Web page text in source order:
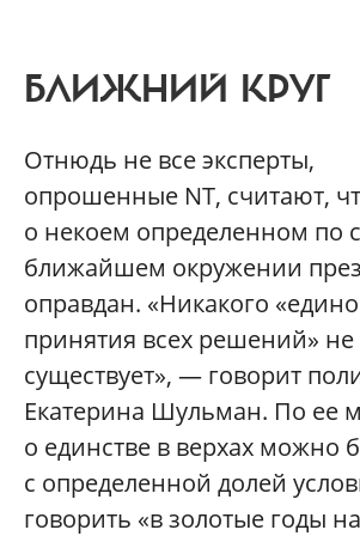
БЛИЖНИЙ КРУГ
Отнюдь не все эксперты,
опрошенные NT, считают,
о некоем определенном по
ближайшем окружении
оправдан. «Никакого
принятия всех решений» не
существует», — говорит
Екатерина Шульман. По ее
о единстве в верхах можно
с определенной долей
говорить «в золотые годы